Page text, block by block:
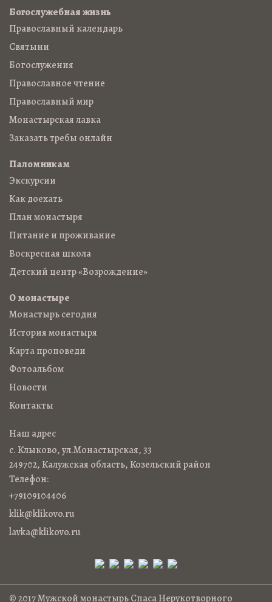
Богослужебная жизнь
Православный календарь
Святыни
Богослужения
Православное чтение
Православный мир
Монастырская лавка
Заказать требы онлайн
Паломникам
Экскурсии
Как доехать
План монастыря
Питание и проживание
Воскресная школа
Детский центр «Возрождение»
О монастыре
Монастырь сегодня
История монастыря
Карта проповеди
Фотоальбом
Новости
Контакты
Наш адрес
с. Клыково, ул.Монастырская, 33
249702, Калужская область, Козельский район
Телефон:
+79109104406
klik@klikovo.ru
lavka@klikovo.ru
© 2017 Мужской монастырь Спаса Нерукотворного